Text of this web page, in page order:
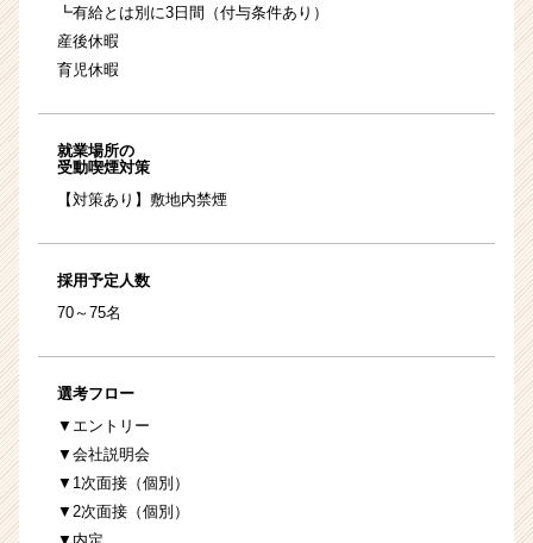
┗有給とは別に3日間（付与条件あり）
産後休暇
育児休暇
就業場所の
受動喫煙対策
【対策あり】敷地内禁煙
採用予定人数
70～75名
選考フロー
▼エントリー
▼会社説明会
▼1次面接（個別）
▼2次面接（個別）